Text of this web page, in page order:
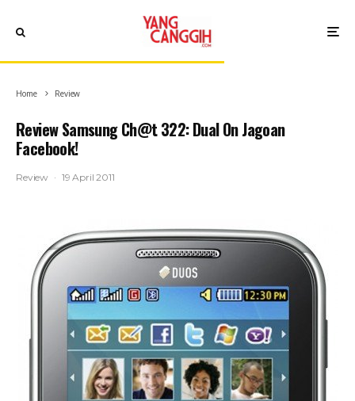
Home Review
Review Samsung Ch@t 322: Dual On Jagoan
Facebook!
Review · 19 April 2011